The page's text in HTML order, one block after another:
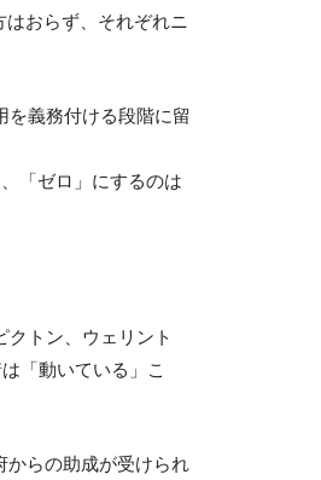
おらず、それぞれニ
を義務付ける段階に留
「ゼロ」にするのは
トン、ウェリント
「動いている」こ
からの助成が受けられ